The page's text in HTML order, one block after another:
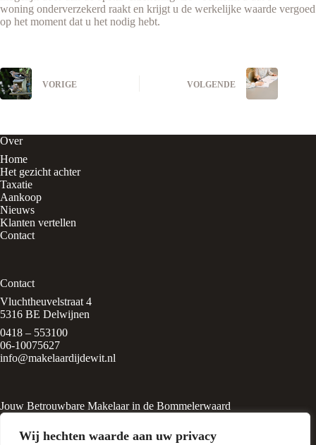
Wij hechten waarde aan uw privacy
woning onderverzekerd raakt en krijgt u de werkelijke waarde vergoed
op het moment dat u het nodig hebt.
VORIGE VOLGENDE
Over
Home
Het gezicht achter
Taxatie
Aankoop
Nieuws
Klanten vertellen
Contact
Contact
Vluchtheuvelstraat 4
5316 BE Delwijnen
0418 – 553100
06-10075627
info@makelaardijdewit.nl
Jouw Betrouwbare Makelaar in de Bommelerwaard
rustige, groene dorp